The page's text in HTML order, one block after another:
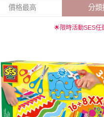
價格最高 分類
🌟限時活動SES任